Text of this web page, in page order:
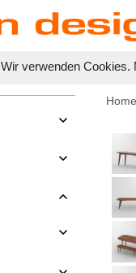
Wir verwenden Cookies.
Home